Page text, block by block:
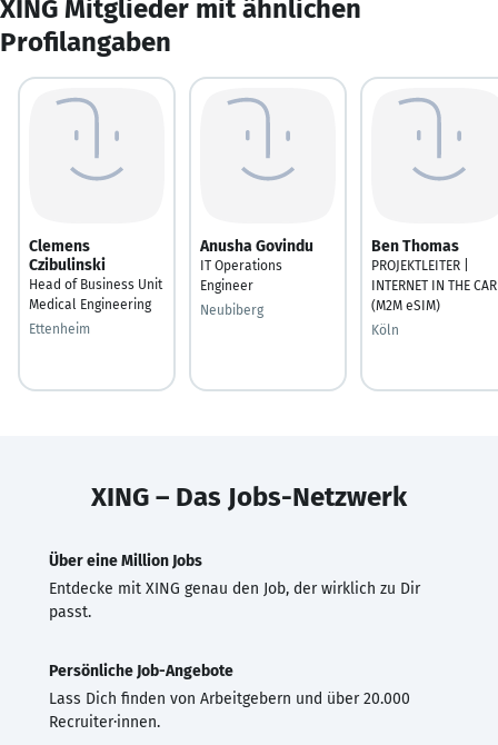
XING Mitglieder mit ähnlichen
Profilangaben
Clemens
Czibulinski
Head of Business Unit
Medical Engineering
Ettenheim
Anusha Govindu
IT Operations
Engineer
Neubiberg
Ben Thomas
PROJEKTLEITER |
INTERNET IN THE CAR
(M2M eSIM)
Köln
XING – Das Jobs-Netzwerk
Über eine Million Jobs
Entdecke mit XING genau den Job, der wirklich zu Dir
passt.
Persönliche Job-Angebote
Lass Dich finden von Arbeitgebern und über 20.000
Recruiter·innen.